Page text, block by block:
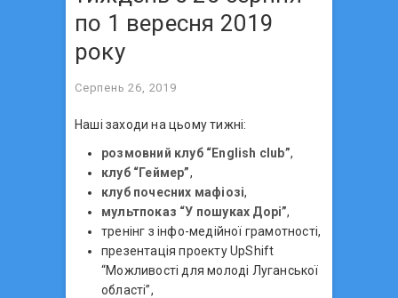
по 1 вересня 2019
року
Серпень 26, 2019
Наші заходи на цьому тижні:
розмовний клуб “English club”,
клуб “Геймер”,
клуб почесних мафіозі,
мультпоказ “У пошуках Дорі”,
тренінг з інфо-медійної грамотності,
презентація проекту UpShift
“Можливості для молоді Луганської
області”,